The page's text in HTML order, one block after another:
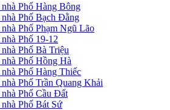
Phố Hàng Bông
Phố Bạch Đằng
Phố Phạm Ngũ Lão
Phố 19-12
Phố Bà Triệu
Phố Hồng Hà
Phố Hàng Thiếc
Phố Trần Quang Khải
Phố Cầu Đất
Phố Bát Sứ